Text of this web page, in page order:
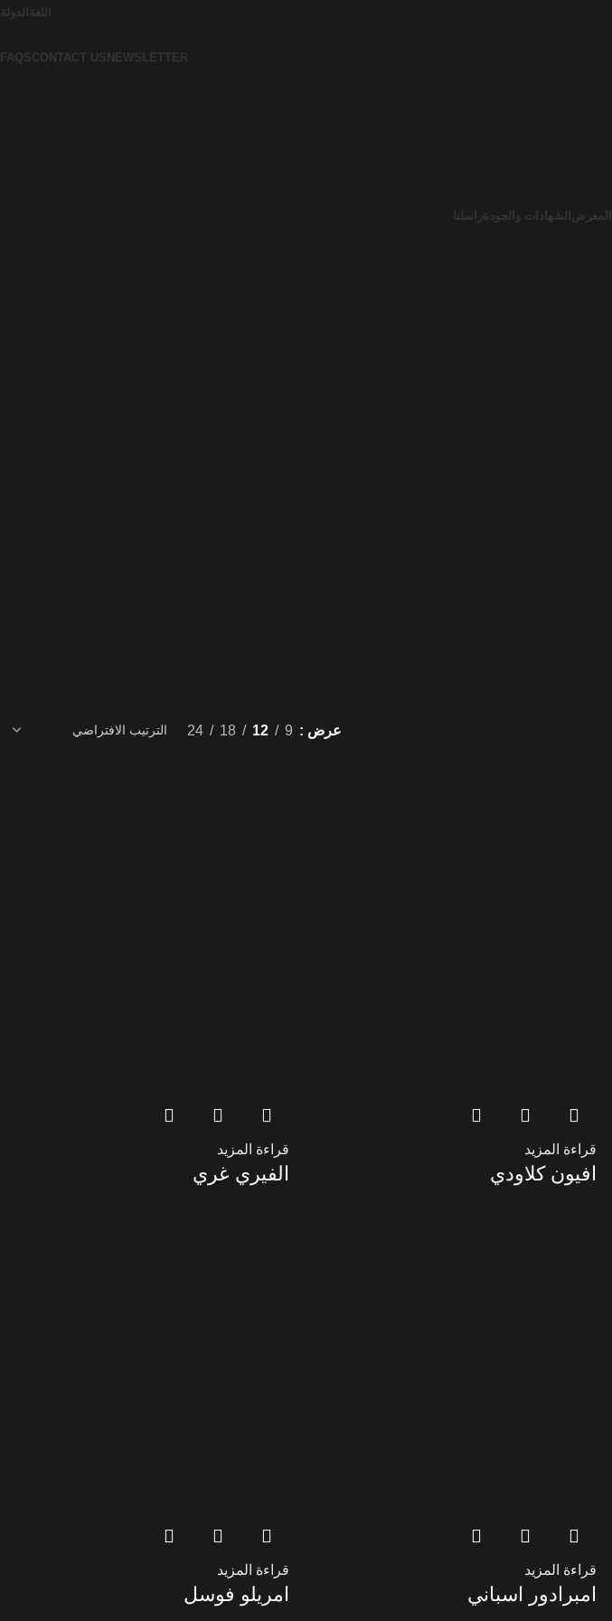
اللغة الدولة
NEWSLETTER
CONTACT US
FAQS
المعرض الشهادات والجودةراسلنا
عرض 9
12
18
24
قراءة المزيد
افيون كلاودي
قراءة المزيد
الفيري غري
قراءة المزيد
امبرادور اسباني
قراءة المزيد
امريلو فوسل